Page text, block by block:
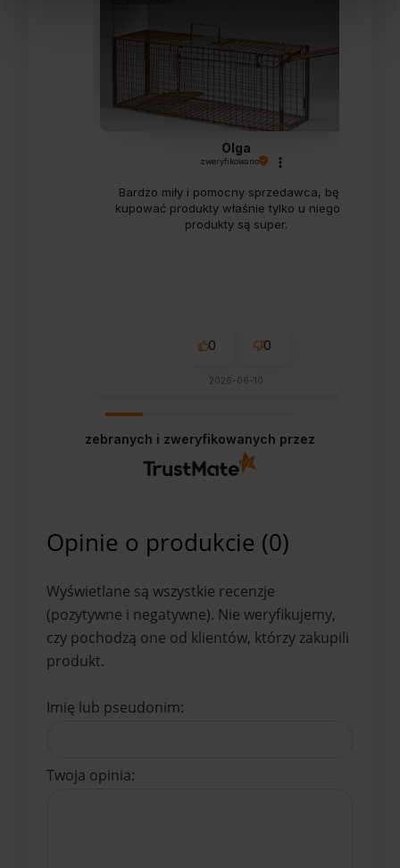
Olga
zweryfikowano
Bardzo miły i pomocny sprzedawca, będę
kupować produkty właśnie tylko u niego ;)),
produkty są super.
0 0
2026-06-10
zebranych i zweryfikowanych przez
Opinie o produkcie (0)
Wyświetlane są wszystkie recenzje
(pozytywne i negatywne). Nie weryfikujemy,
czy pochodzą one od klientów, którzy zakupili
produkt.
Imię lub pseudonim:
Twoja opinia: